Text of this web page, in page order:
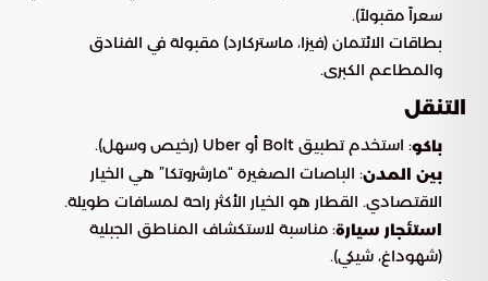
سعراً مقبولاً).
بطاقات الائتمان (فيزا، ماستركارد) مقبولة في الفنادق
والمطاعم الكبرى.
التنقل
باكو: استخدم تطبيق Bolt أو Uber (رخيص وسهل).
بين المدن: الباصات الصغيرة “مارشروتكا” هي الخيار
الاقتصادي. القطار هو الخيار الأكثر راحة لمسافات طويلة.
استئجار سيارة: مناسبة لاستكشاف المناطق الجبلية
(شهوداغ، شيكي).